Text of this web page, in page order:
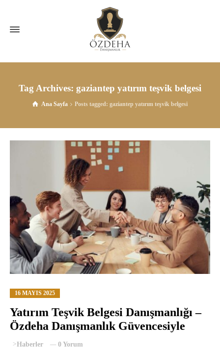
Tag Archives: gaziantep yatırım teşvik belgesi
Ana Sayfa Posts tagged: gaziantep yatırım teşvik belgesi
16 MAYIS 2025
Yatırım Teşvik Belgesi Danışmanlığı –
Özdeha Danışmanlık Güvencesiyle
>Haberler 0 Yorum